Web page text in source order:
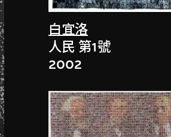
白宜洛
人民 第1號
2002